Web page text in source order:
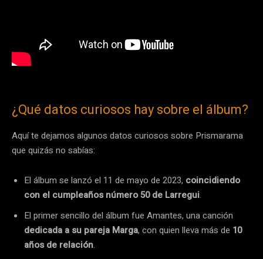
¿Qué datos curiosos hay sobre el álbum?
Aquí te dejamos algunos datos curiosos sobre Prismarama
que quizás no sabías:
El álbum se lanzó el 11 de mayo de 2023, coincidiendo
con el cumpleaños número 50 de Larregui.
El primer sencillo del álbum fue Amantes, una canción
dedicada a su pareja Marga, con quien lleva más de 10
años de relación.